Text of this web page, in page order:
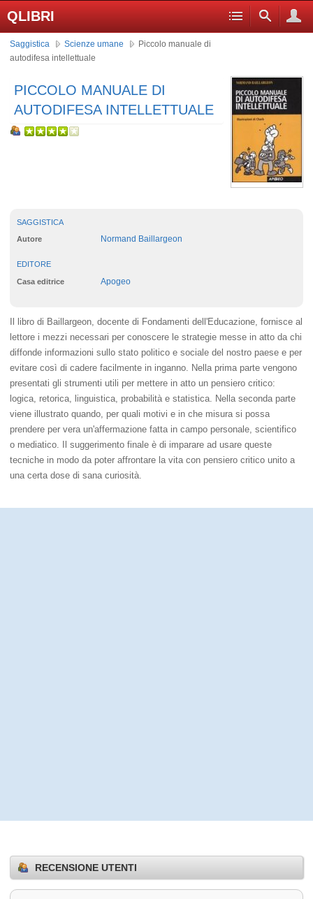
QLIBRI
Saggistica Scienze umane
Piccolo manuale di
autodifesa intellettuale
PICCOLO MANUALE DI
AUTODIFESA INTELLETTUALE
SAGGISTICA
Autore Normand Baillargeon
EDITORE
Casa editrice Apogeo
Il libro di Baillargeon, docente di Fondamenti dell'Educazione, fornisce al
lettore i mezzi necessari per conoscere le strategie messe in atto da chi
diffonde informazioni sullo stato politico e sociale del nostro paese e per
evitare così di cadere facilmente in inganno. Nella prima parte vengono
presentati gli strumenti utili per mettere in atto un pensiero critico:
logica, retorica, linguistica, probabilità e statistica. Nella seconda parte
viene illustrato quando, per quali motivi e in che misura si possa
prendere per vera un'affermazione fatta in campo personale, scientifico
o mediatico. Il suggerimento finale è di imparare ad usare queste
tecniche in modo da poter affrontare la vita con pensiero critico unito a
una certa dose di sana curiosità.
RECENSIONE UTENTI